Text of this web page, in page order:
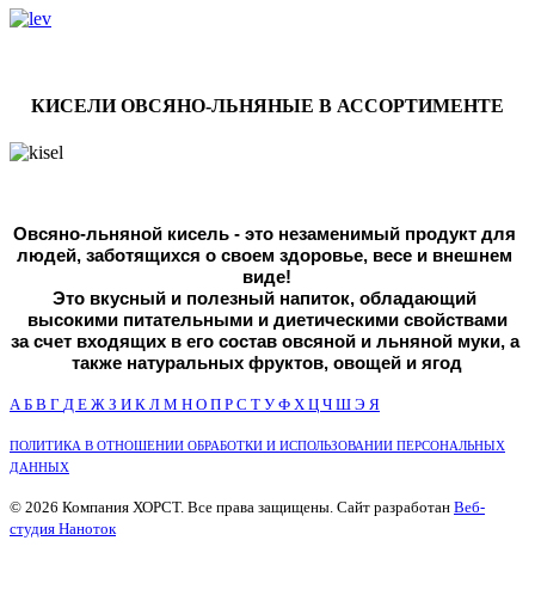
КИСЕЛИ ОВСЯНО-ЛЬНЯНЫЕ В АССОРТИМЕНТЕ
Овсяно-льняной кисель - это незаменимый продукт для
людей, заботящихся о своем здоровье, весе и внешнем
виде!
Это вкусный и полезный напиток, обладающий
высокими питательными и диетическими свойствами
за счет входящих в его состав овсяной и льняной муки, а
также натуральных фруктов, овощей и ягод
АБ В Г Д Е Ж З И К Л М Н О П Р С Т У Ф Х Ц Ч Ш Э Я
ПОЛИТИКА В ОТНОШЕНИИ ОБРАБОТКИ И ИСПОЛЬЗОВАНИИ ПЕРСОНАЛЬНЫХ
ДАННЫХ
© 2026 Компания ХОРСТ. Все права защищены. Сайт разработан Веб-
студия Наноток